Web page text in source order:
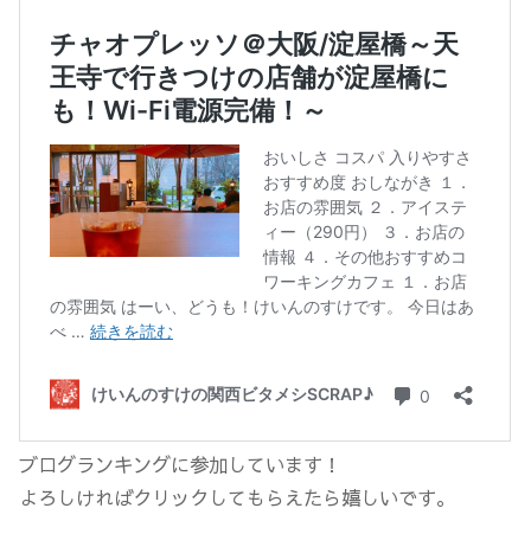
ブログランキングに参加しています！
よろしければクリックしてもらえたら嬉しいです。